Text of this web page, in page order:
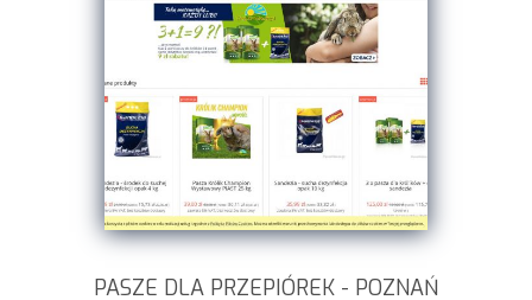
PASZE DLA PRZEPIÓREK - POZNAŃ